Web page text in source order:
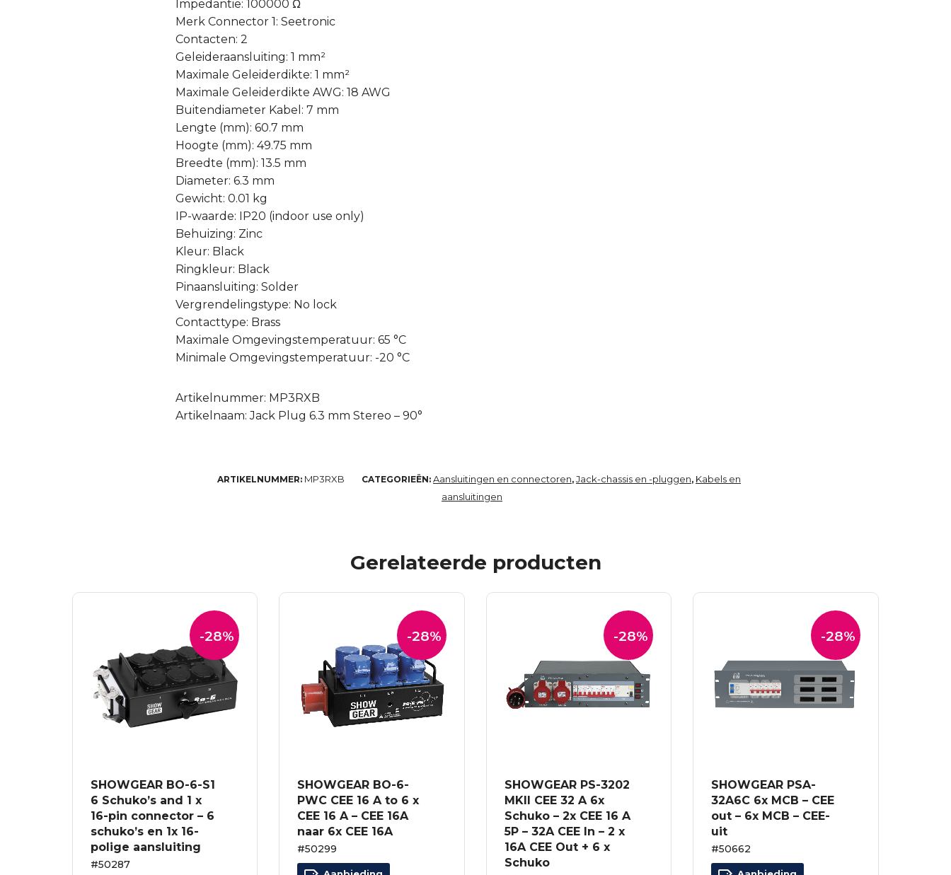
Impedantie: 100000 Ω
Merk Connector 1: Seetronic
Contacten: 2
Geleideraansluiting: 1 mm²
Maximale Geleiderdikte: 1 mm²
Maximale Geleiderdikte AWG: 18 AWG
Buitendiameter Kabel: 7 mm
Lengte (mm): 60.7 mm
Hoogte (mm): 49.75 mm
Breedte (mm): 13.5 mm
Diameter: 6.3 mm
Gewicht: 0.01 kg
IP-waarde: IP20 (indoor use only)
Behuizing: Zinc
Kleur: Black
Ringkleur: Black
Pinaansluiting: Solder
Vergrendelingstype: No lock
Contacttype: Brass
Maximale Omgevingstemperatuur: 65 °C
Minimale Omgevingstemperatuur: -20 °C
Artikelnummer: MP3RXB
Artikelnaam: Jack Plug 6.3 mm Stereo – 90°
ARTIKELNUMMER: MP3RXB CATEGORIEËN: Aansluitingen en connectoren, Jack-chassis en -pluggen, Kabels en
aansluitingen
Gerelateerde producten
-28%
SHOWGEAR BO-6-S1
6 Schuko’s and 1 x
16-pin connector – 6
schuko’s en 1x 16-
polige aansluiting
#50287
-28%
SHOWGEAR BO-6-
PWC CEE 16 A to 6 x
CEE 16 A – CEE 16A
naar 6x CEE 16A
#50299
-28%
SHOWGEAR PS-3202
MKII CEE 32 A 6x
Schuko – 2x CEE 16 A
5P – 32A CEE In – 2 x
16A CEE Out + 6 x
Schuko
-28%
SHOWGEAR PSA-
32A6C 6x MCB – CEE
out – 6x MCB – CEE-
uit
#50662